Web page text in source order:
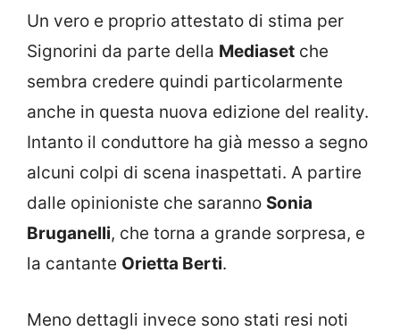
Un vero e proprio attestato di stima per
Signorini da parte della Mediaset che
sembra credere quindi particolarmente
anche in questa nuova edizione del reality.
Intanto il conduttore ha già messo a segno
alcuni colpi di scena inaspettati. A partire
dalle opinioniste che saranno Sonia
Bruganelli, che torna a grande sorpresa, e
la cantante Orietta Berti.
Meno dettagli invece sono stati resi noti